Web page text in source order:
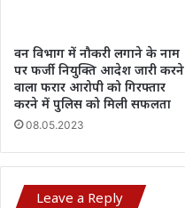
वन विभाग में नौकरी लगाने के नाम
पर फर्जी नियुक्ति आदेश जारी करने
वाला फरार आरोपी को गिरफ्तार
करने में पुलिस को मिली सफलता
08.05.2023
Leave a Reply